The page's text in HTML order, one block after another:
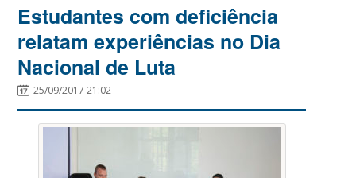
Estudantes com deficiência
relatam experiências no Dia
Nacional de Luta
25/09/2017 21:02